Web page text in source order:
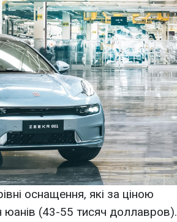
оснащення, які за ціною
(43-55 тисяч доллавров).